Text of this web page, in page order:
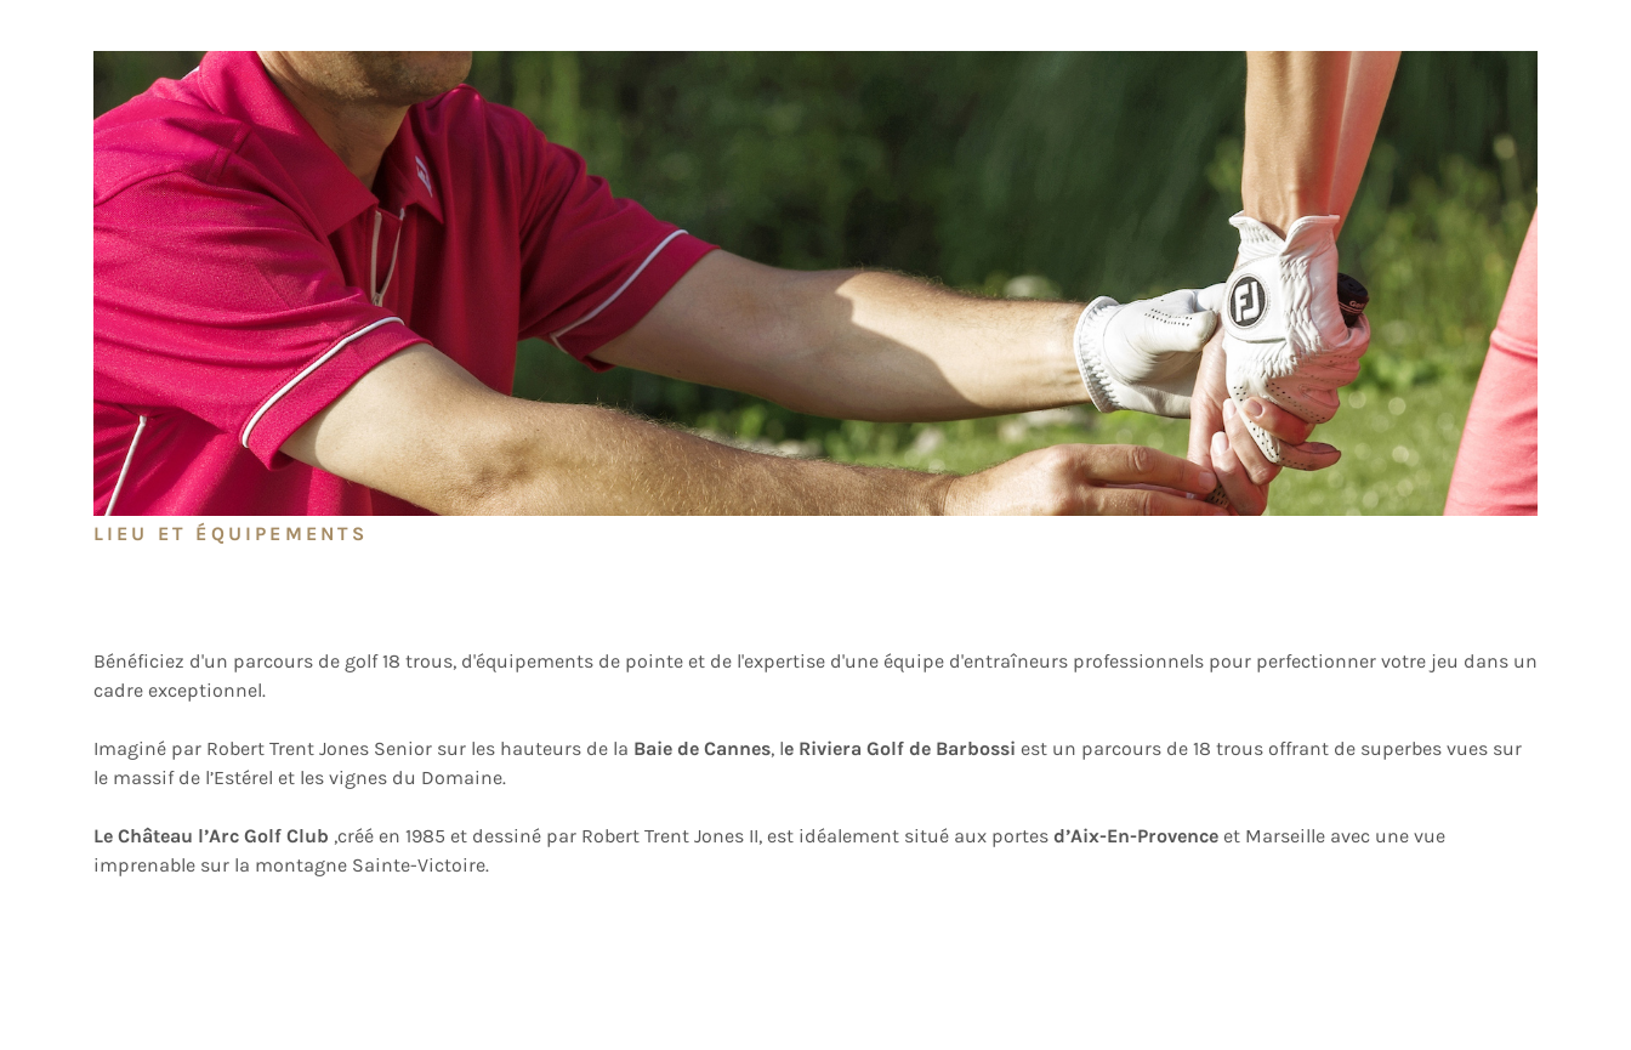
LIEU ET ÉQUIPEMENTS
Bénéficiez d'un parcours de golf 18 trous, d'équipements de pointe et de l'expertise d'une équipe d'entraîneurs professionnels pour perfectionner votre jeu dans un
cadre exceptionnel.
Imaginé par Robert Trent Jones Senior sur les hauteurs de la Baie de Cannes, le Riviera Golf de Barbossi est un parcours de 18 trous offrant de superbes vues sur
le massif de l’Estérel et les vignes du Domaine.
Le Château l’Arc Golf Club ,créé en 1985 et dessiné par Robert Trent Jones II, est idéalement situé aux portes d’Aix-En-Provenceet Marseille avec une vue
imprenable sur la montagne Sainte-Victoire.